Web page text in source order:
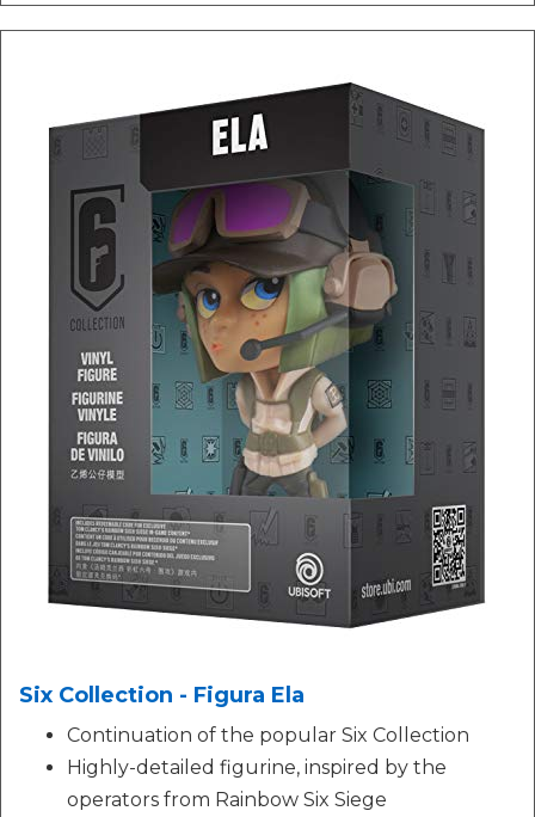
Six Collection - Figura Ela
Continuation of the popular Six Collection
Highly-detailed figurine, inspired by the
operators from Rainbow Six Siege